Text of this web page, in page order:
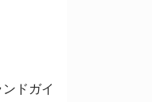
ドガイ